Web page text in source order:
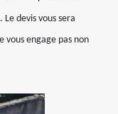
devis vous sera
vous engage pas non